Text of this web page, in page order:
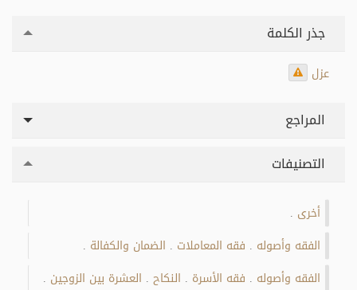
جذر الكلمة
عزل
المراجع
التصنيفات
أخرى
الفقه وأصوله فقه المعاملات الضمان والكفالة
الفقه وأصوله فقه الأسرة النكاح العشرة بين الزوجين